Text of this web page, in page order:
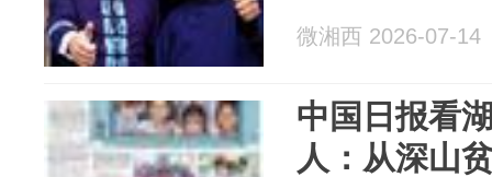
微湘西 2026-07-14
中国日报看
人：从深山